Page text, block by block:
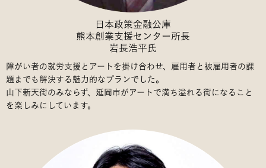
日本政策金融公庫
熊本創業支援センター所長
岩長浩平氏
障がい者の就労支援とアートを掛け合わせ、雇用者と被雇用者の課
題までも解決する魅力的なプランでした。
山下新天街のみならず、延岡市がアートで満ち溢れる街になること
を楽しみにしています。